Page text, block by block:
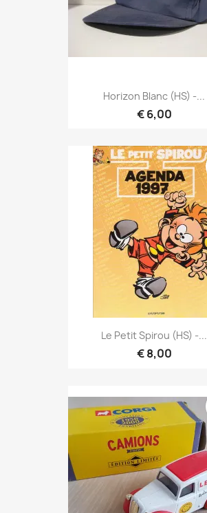
Horizon Blanc (HS) -...
€ 6,00
Le Petit Spirou (HS) -...
€ 8,00